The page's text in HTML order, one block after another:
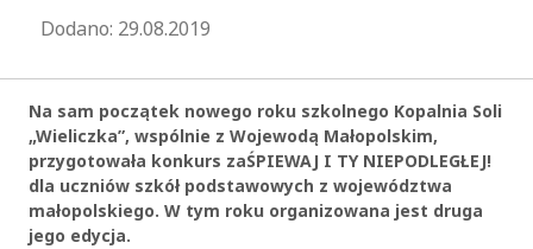
Dodano: 29.08.2019Zaktualizowano 2022-11-22 11:52:40
Na sam początek nowego roku szkolnego Kopalnia Soli
„Wieliczka”, wspólnie z Wojewodą Małopolskim,
przygotowała konkurs zaŚPIEWAJ I TY NIEPODLEGŁEJ!
dla uczniów szkół podstawowych z województwa
małopolskiego. W tym roku organizowana jest druga
jego edycja.